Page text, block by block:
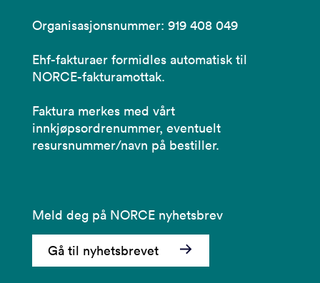
Organisasjonsnummer: 919 408 049
Ehf-fakturaer formidles automatisk til
NORCE-fakturamottak.
Faktura merkes med vårt
innkjøpsordrenummer, eventuelt
resursnummer/navn på bestiller.
Meld deg på NORCE nyhetsbrev
Gå til nyhetsbrevet